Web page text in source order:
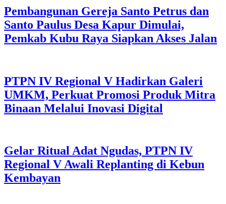
Pembangunan Gereja Santo Petrus dan
Santo Paulus Desa Kapur Dimulai,
Pemkab Kubu Raya Siapkan Akses Jalan
PTPN IV Regional V Hadirkan Galeri
UMKM, Perkuat Promosi Produk Mitra
Binaan Melalui Inovasi Digital
Gelar Ritual Adat Ngudas, PTPN IV
Regional V Awali Replanting di Kebun
Kembayan